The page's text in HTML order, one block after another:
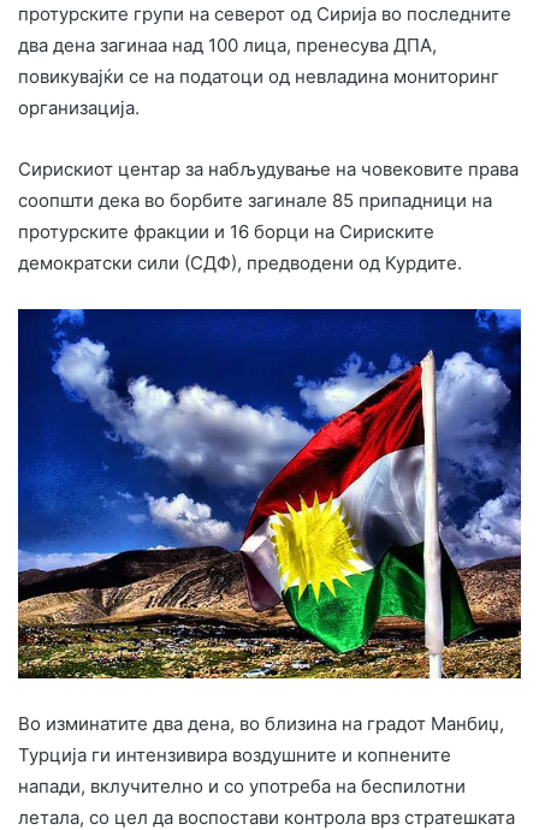
протурските групи на северот од Сирија во последните
два дена загинаа над 100 лица, пренесува ДПА,
повикувајќи се на податоци од невладина мониторинг
организација.
Сирискиот центар за набљудување на човековите права
соопшти дека во борбите загинале 85 припадници на
протурските фракции и 16 борци на Сириските
демократски сили (СДФ), предводени од Курдите.
Во изминатите два дена, во близина на градот Манбиџ,
Турција ги интензивира воздушните и копнените
напади, вклучително и со употреба на беспилотни
летала, со цел да воспостави контрола врз стратешката